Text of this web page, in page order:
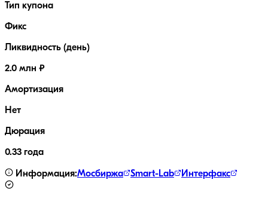
Тип купона
Фикс
Ликвидность (день)
2.0 млн ₽
Амортизация
Нет
Дюрация
0.33 года
Информация:Мосбиржа Smart-Lab Интерфакс